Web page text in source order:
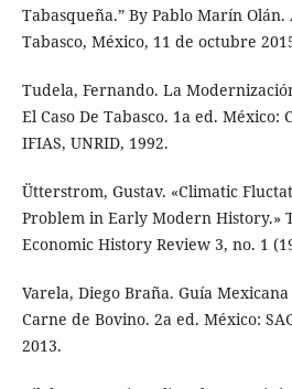
Tabasqueña.” By Pablo Marín
Tabasco, México, 11 de octubre
Tudela, Fernando. La
El Caso De Tabasco. 1a ed. México:
IFIAS, UNRID, 1992.
Ütterstrom, Gustav. «Climatic
Problem in Early Modern History.»
Economic History Review 3, no. 1
Varela, Diego Braña. Guía
Carne de Bovino. 2a ed. México:
2013.